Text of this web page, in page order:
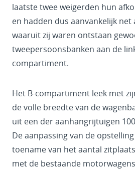
laatste twee weigerden hun
en hadden dus aanvankelijk net
waaruit zij waren ontstaan
tweepersoonsbanken aan de
compartiment.
Het B-compartiment leek met
de volle breedte van de
uit een der aanhangrijtuigen
De aanpassing van de
toename van het aantal
met de bestaande